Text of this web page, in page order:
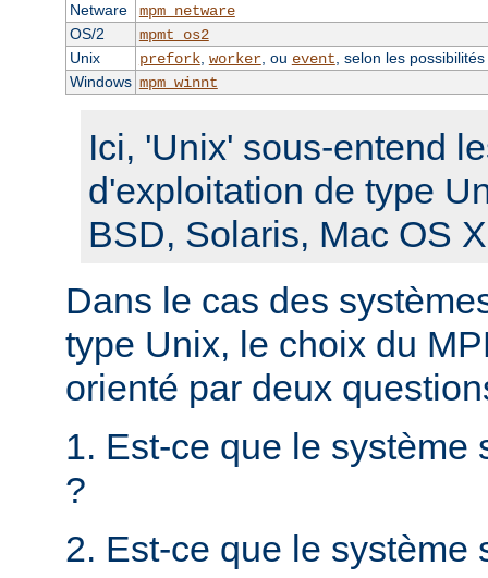
Netware
mpm_netware
OS/2
mpmt_os2
Unix
prefork, worker, ou event , selon les
Windows mpm_winnt
Ici, 'Unix' sous-entend
d'exploitation de type
BSD, Solaris, Mac OS
Dans le cas des
type Unix, le choix du
orienté par deux
1. Est-ce que le système
?
2. Est-ce que le système